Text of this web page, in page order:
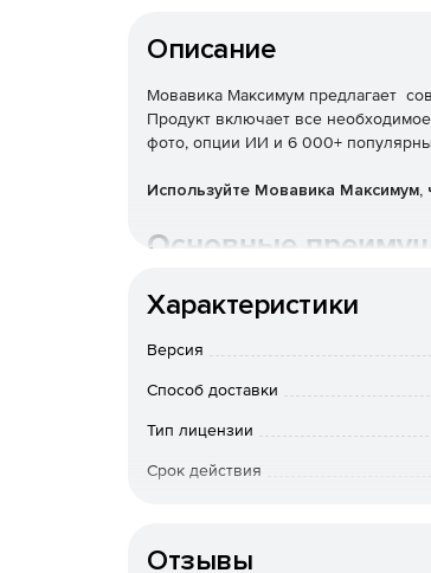
Описание
Мовавика Максимум предлагает
Продукт включает все
фото, опции ИИ и 6 000+
Используйте Мовавика
Основные
Видео
Мовавика Максимум предлагает
Запись экрана
Специальный режим захвата
Фоторедактор
Характеристики
Версия
Способ доставки
Тип лицензии
Срок действия
Отзывы